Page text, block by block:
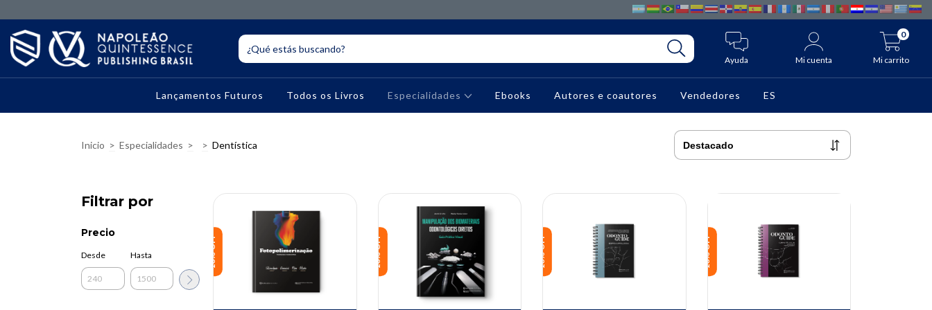
Ayuda Mi cuenta Mi carrito
0
Lançamentos Futuros Todos os Livros Especialidades Ebooks Autores e coautores Vendedores ES
Inicio > Especialidades > > Dentística
Filtrar por
Precio
Desde Hasta 10% OFF 10% OFF 10% OFF 10% OFF